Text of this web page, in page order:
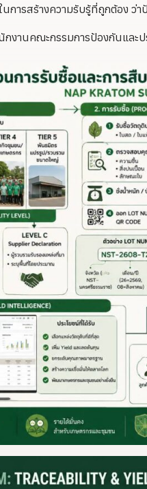
นการสร้างความรับรู้ที่ถูกต้อง
งานคณะกรรมการป้องกันและ